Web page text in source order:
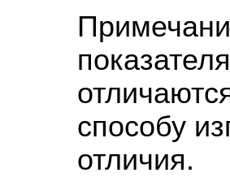
способу
отличия.